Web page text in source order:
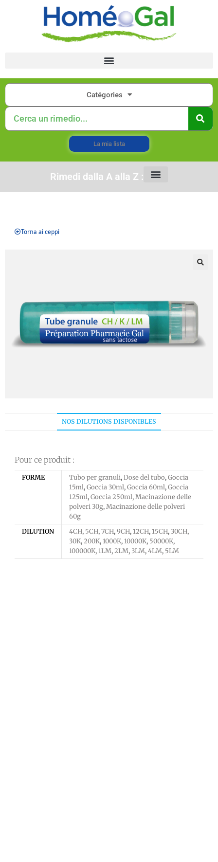
Catégories
La mia lista
Rimedi dalla A alla Z :
Torna ai ceppi
NOS DILUTIONS DISPONIBLES
Pour ce produit :
FORME Tubo per granuli,Dose del tubo,Goccia
15ml,Goccia 30ml,Goccia 60ml,Goccia
125ml,Goccia 250ml,Macinazione delle
polveri 30g,Macinazione delle polveri
60g
DILUTION
4CH, 5CH,7CH,9CH,12CH,15CH,30CH,
30K,200K,1000K,10000K, 50000K,
100000K,1LM,2LM,3LM,4LM, 5LM